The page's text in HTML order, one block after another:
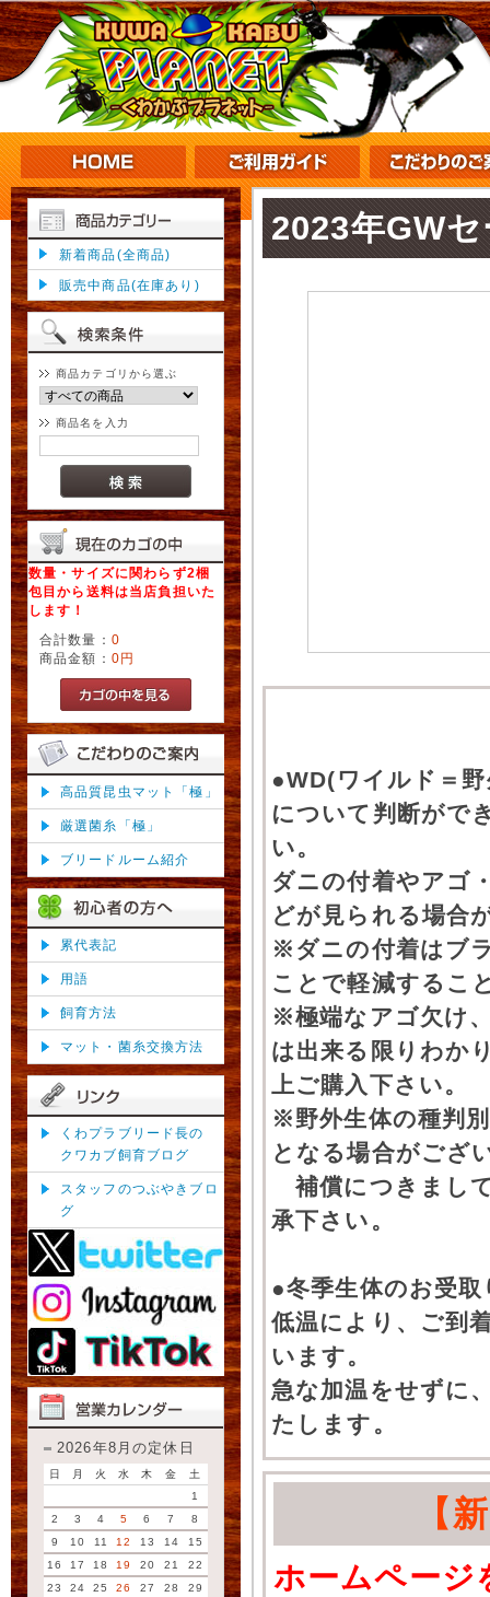
新着商品(全商品)
販売中商品(在庫あり)
商品カテゴリから選ぶ
商品名を入力
数量・サイズに関わらず2梱
包目から送料は当店負担いた
します！
合計数量： 0
商品金額： 0円
高品質昆虫マット「極」
厳選菌糸「極」
ブリードルーム紹介
累代表記
用語
飼育方法
マット・菌糸交換方法
くわプラブリード長の
クワカブ飼育ブログ
スタッフのつぶやきブロ
グ
2026年8月の定休日
日 月 火 水 木 金
土
1
2
3 4 5 6 7
8
9
10 11 12 13 14
15
16
17 18 19 20 21
22
23
24 25 26 27 28
29
2023年GW
●WD(ワイルド＝
について判断がで
い。
ダニの付着やアゴ
どが見られる場合
※ダニの付着はブ
ことで軽減するこ
※極端なアゴ欠け
は出来る限りわか
上ご購入下さい。
※野外生体の種判
となる場合がござ
補償につきまし
承下さい。
●冬季生体のお受
低温により、ご到
います。
急な加温をせずに
たします。
【
ホームページ